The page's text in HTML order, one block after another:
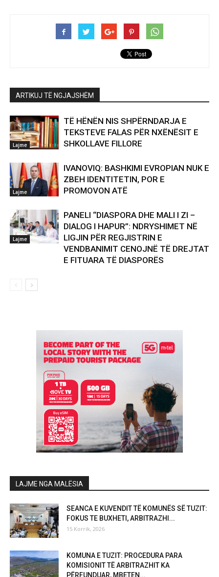
ARTIKUJ TË NGJAJSHËM
Lajme
TË HËNËN NIS SHPËRNDARJA E
TEKSTEVE FALAS PËR NXËNËSIT E
SHKOLLAVE FILLORE
Lajme
IVANOVIQ: BASHKIMI EVROPIAN NUK E
ZBEH IDENTITETIN, POR E
PROMOVON ATË
Lajme
PANELI “DIASPORA DHE MALI I ZI –
DIALOG I HAPUR”: NDRYSHIMET NË
LIGJIN PËR REGJISTRIN E
VENDBANIMIT CENOJNË TË DREJTAT
E FITUARA TË DIASPORËS
LAJME NGA MALËSIA
SEANCA E KUVENDIT TË KOMUNËS SË TUZIT:
FOKUS TE BUXHETI, ARBITRAZHI...
15 Korrik, 2026
KOMUNA E TUZIT: PROCEDURA PARA
KOMISIONIT TË ARBITRAZHIT KA
PËRFUNDUAR, MBETEN...